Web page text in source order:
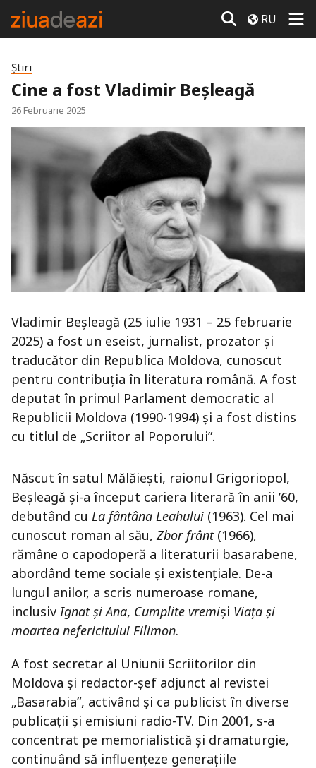
RU
Știri
Cine a fost Vladimir Beșleagă
26 Februarie 2025
Vladimir Beșleagă (25 iulie 1931 – 25 februarie
2025) a fost un eseist, jurnalist, prozator și
traducător din Republica Moldova, cunoscut
pentru contribuția în literatura română. A fost
deputat în primul Parlament democratic al
Republicii Moldova (1990-1994) și a fost distins
cu titlul de „Scriitor al Poporului”.
Născut în satul Mălăiești, raionul Grigoriopol,
Beșleagă și-a început cariera literară în anii ’60,
debutând cu La fântâna Leahului (1963). Cel mai
cunoscut roman al său, Zbor frânt(1966),
rămâne o capodoperă a literaturii basarabene,
abordând teme sociale și existențiale. De-a
lungul anilor, a scris numeroase romane,
inclusiv Ignat și Ana, Cumplite vremiși Viața și
moartea nefericitului Filimon.
A fost secretar al Uniunii Scriitorilor din
Moldova și redactor-șef adjunct al revistei
„Basarabia”, activând și ca publicist în diverse
publicații și emisiuni radio-TV. Din 2001, s-a
concentrat pe memorialistică și dramaturgie,
continuând să influențeze generațiile